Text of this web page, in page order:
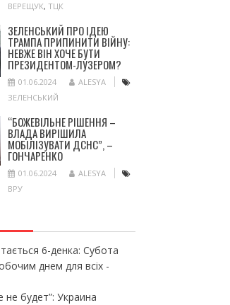
ВЕРЕЩУК, ТЦК
ЗЕЛЕНСЬКИЙ ПРО ІДЕЮ
ТРАМПА ПРИПИНИТИ ВІЙНУ:
НЕВЖЕ ВІН ХОЧЕ БУТИ
ПРЕЗИДЕНТОМ-ЛУЗЕРОМ?
01.06.2024
ALESYA
ЗЕЛЕНСЬКИЙ
“БОЖЕВІЛЬНЕ РІШЕННЯ –
ВЛАДА ВИРІШИЛА
МОБІЛІЗУВАТИ ДСНС”, –
ГОНЧАРЕНКО
01.06.2024
ALESYA
ВРУ
6-денка: Субота
днем для всіх-
будет”: Украина